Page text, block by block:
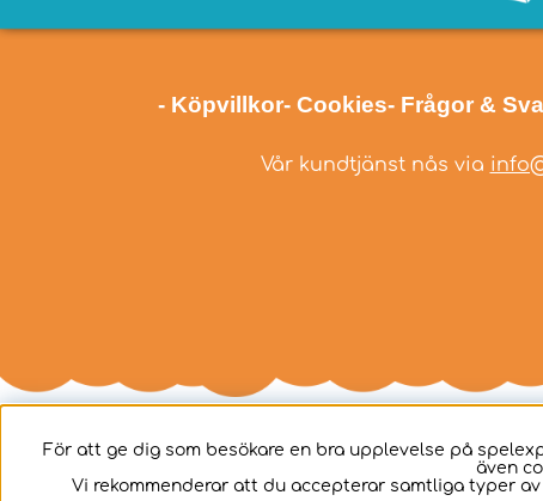
- Köpvillkor- Cookies- Frågor &
Vår kundtjänst nås via
För att ge dig som besökare en bra upplevelse på
även
Vi rekommenderar att du accepterar samtliga typer